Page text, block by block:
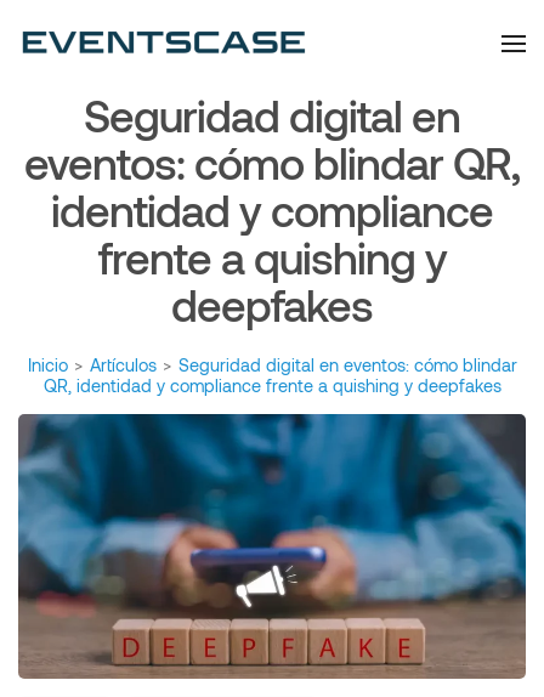
Seguridad digital en
eventos: cómo blindar QR,
identidad y compliance
frente a quishing y
deepfakes
Inicio > Artículos > Seguridad digital en eventos: cómo blindar
QR, identidad y compliance frente a quishing y deepfakes